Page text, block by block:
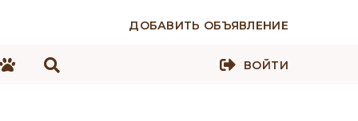
ДОБАВИТЬ ОБЪЯВЛЕНИЕ
ВОЙТИ